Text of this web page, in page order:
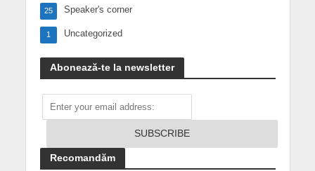
Speaker's corner
25
Uncategorized
1
Abonează-te la newsletter
Recomandăm